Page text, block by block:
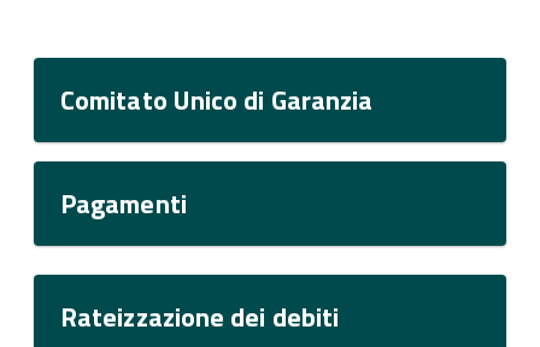
Comitato Unico di Garanzia
Pagamenti
Rateizzazione dei debiti